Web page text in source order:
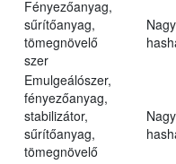
Fényezőanyag,
sűrítőanyag,
tömegnövelő
szer
Emulgeálószer,
fényezőanyag,
stabilizátor,
sűrítőanyag,
tömegnövelő